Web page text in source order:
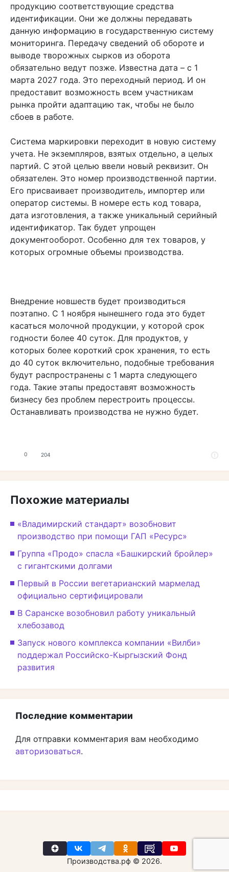
продукцию соответствующие средства
идентификации. Они же должны передавать
данную информацию в государственную систему
мониторинга. Передачу сведений об обороте и
выводе творожных сырков из оборота
обязательно ведут позже. Известна дата – с 1
марта 2027 года. Это переходный период. И он
предоставит возможность всем участникам
рынка пройти адаптацию так, чтобы не было
сбоев в работе.
Система маркировки переходит в новую систему
учета. Не экземпляров, взятых отдельно, а целых
партий. С этой целью ввели новый реквизит. Он
обязателен. Это номер производственной партии.
Его присваивает производитель, импортер или
оператор системы. В номере есть код товара,
дата изготовления, а также уникальный серийный
идентификатор. Так будет упрощен
документооборот. Особенно для тех товаров, у
которых огромные объемы производства.
Внедрение новшеств будет производиться
поэтапно. С 1 ноября нынешнего года это будет
касаться молочной продукции, у которой срок
годности более 40 суток. Для продуктов, у
которых более короткий срок хранения, то есть
до 40 суток включительно, подобные требования
будут распространены с 1 марта следующего
года. Такие этапы предоставят возможность
бизнесу без проблем перестроить процессы.
Останавливать производства не нужно будет.
0 204
Похожие материалы
«Владимирский стандарт» возобновит
производство при помощи ГАП «Ресурс»
Группа «Продо» спасла «Башкирский бройлер»
с гигантскими долгами
Первый в России вегетарианский мармелад
официально сертифицировали
В Саранске возобновил работу уникальный
хлебозавод
Запуск нового комплекса компании «Вилби»
поддержал Российско-Кыргызский Фонд
развития
Последние комментарии
Для отправки комментария вам необходимо
авторизоваться.
Производства.рф © 2026.